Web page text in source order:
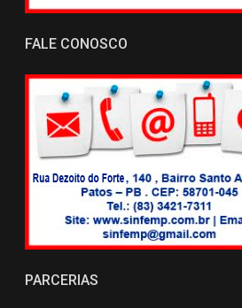
FALE CONOSCO
PARCERIAS